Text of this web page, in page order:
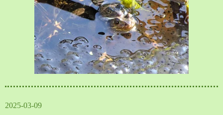
2025-03-09